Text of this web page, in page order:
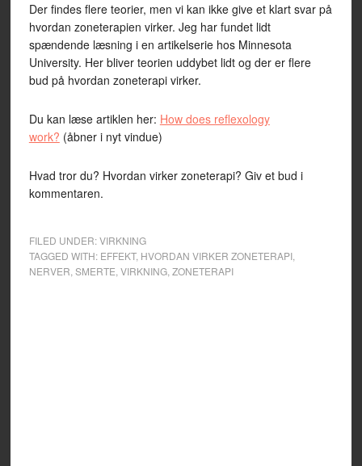
Der findes flere teorier, men vi kan ikke give et klart svar på
hvordan zoneterapien virker. Jeg har fundet lidt
spændende læsning i en artikelserie hos Minnesota
University. Her bliver teorien uddybet lidt og der er flere
bud på hvordan zoneterapi virker.
Du kan læse artiklen her: How does reflexology
work? (åbner i nyt vindue)
Hvad tror du? Hvordan virker zoneterapi? Giv et bud i
kommentaren.
FILED UNDER:VIRKNING
TAGGED WITH: EFFEKT, HVORDAN VIRKER ZONETERAPI,
NERVER SMERTE VIRKNING, ZONETERAPI